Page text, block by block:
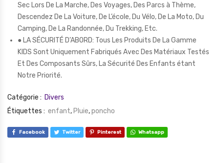
Sec Lors De La Marche, Des Voyages, Des Parcs à Thème,
Descendez De La Voiture, De L’école, Du Vélo, De La Moto, Du
Camping, De La Randonnée, Du Trekking, Etc.
● LA SÉCURITÉ D’ABORD: Tous Les Produits De La Gamme
KIDS Sont Uniquement Fabriqués Avec Des Matériaux Testés
Et Des Composants Sûrs, La Sécurité Des Enfants étant
Notre Priorité.
Catégorie : Divers
Étiquettes : enfant, Pluie,poncho
Facebook Twitter Pinterest Whatsapp